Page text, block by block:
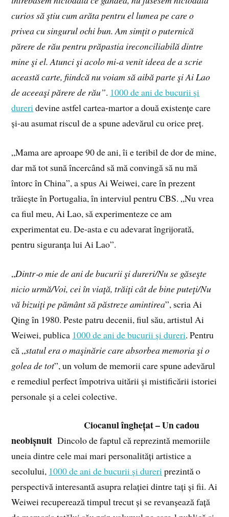
curios să ştiu cum arăta pentru el lumea pe care o
privea cu singurul ochi bun. Am simţit o puternică
părere de rău pentru prăpastia ireconciliabilă dintre
mine şi el. Atunci şi acolo mi-a venit ideea de a scrie
această carte, fiindcă nu voiam să aibă parte şi Ai Lao
de aceeaşi părere de rău”. 1000 de ani de bucurii și
dureridevine astfel cartea-martor a două existențe care
și-au asumat riscul de a spune adevărul cu orice preț.
„Mama are aproape 90 de ani, îi e teribil de dor de mine,
dar mă tot sună încercând să mă convingă să nu mă
întorc în China”, a spus Ai Weiwei, care în prezent
trăiește în Portugalia, în interviul pentru CBS. „Nu vrea
ca fiul meu, Ai Lao, să experimenteze ce am
experimentat eu. De-asta e cu adevarat îngrijorată,
pentru siguranța lui Ai Lao”.
„Dintr‑o mie de ani de bucurii şi dureri/Nu se găseşte
nicio urmă/Voi, cei în viaţă, trăiţi cât de bine puteţi/Nu
vă bizuiţi pe pământ să păstreze amintirea”, scria Ai
Qing în 1980. Peste patru decenii, fiul său, artistul Ai
Weiwei, publica 1000 de ani de bucurii și dureri. Pentru
că „statul era o maşinărie care absorbea memoria şi o
golea de tot”, un volum de memorii care spune adevărul
e remediul perfect împotriva uitării și mistificării istoriei
personale și a celei colective.
Ciocanul înghețat – Un cadou
neobișnuit Dincolo de faptul că reprezintă memoriile
uneia dintre cele mai mari personalități artistice a
secolului, 1000 de ani de bucurii și dureriprezintă o
perspectivă interesantă asupra relației dintre tați și fii. Ai
Weiwei recuperează timpul trecut și se revanșează față